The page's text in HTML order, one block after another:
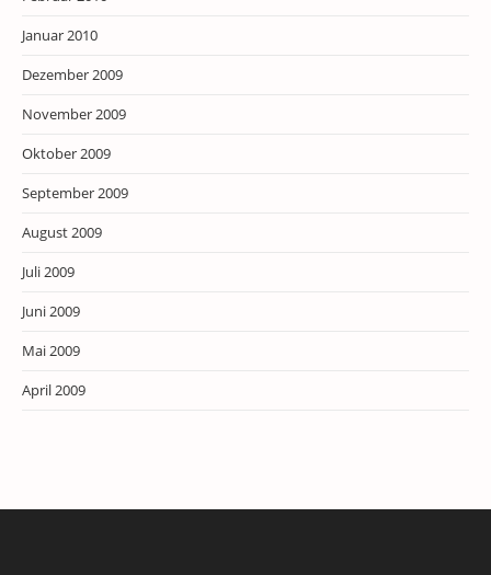
Januar 2010
Dezember 2009
November 2009
Oktober 2009
September 2009
August 2009
Juli 2009
Juni 2009
Mai 2009
April 2009